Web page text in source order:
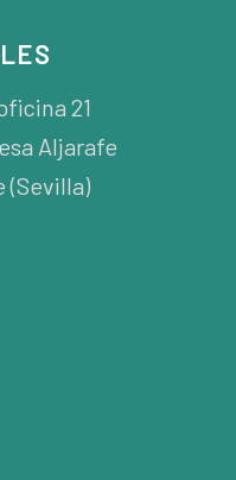
21
Aljarafe
(Sevilla)